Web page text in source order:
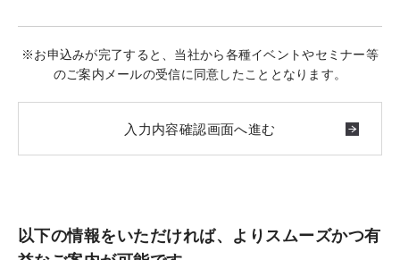
※お申込みが完了すると、当社から各種イベントやセミナー等
のご案内メールの受信に同意したこととなります。
以下の情報をいただければ、よりスムーズかつ有